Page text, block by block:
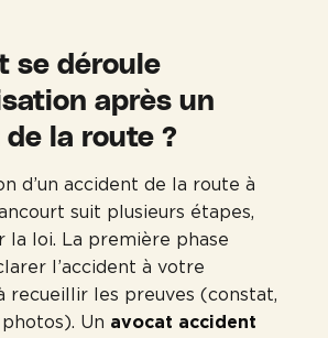
se déroule
après un
la route ?
d’un accident de la route à
suit plusieurs étapes,
la loi. La première phase
l’accident à votre
recueillir les preuves (constat,
Un avocat accident